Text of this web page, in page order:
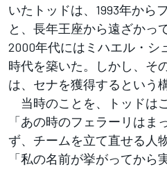
いたトッドは、1993年から
と、長年王座から遠ざかっ
2000年代にはミハエル・シ
時代を築いた。しかし、そ
は、セナを獲得するという
当時のことを、トッドは
「あの時のフェラーリはま
ず、チームを立て直せる人
「私の名前が挙がってから